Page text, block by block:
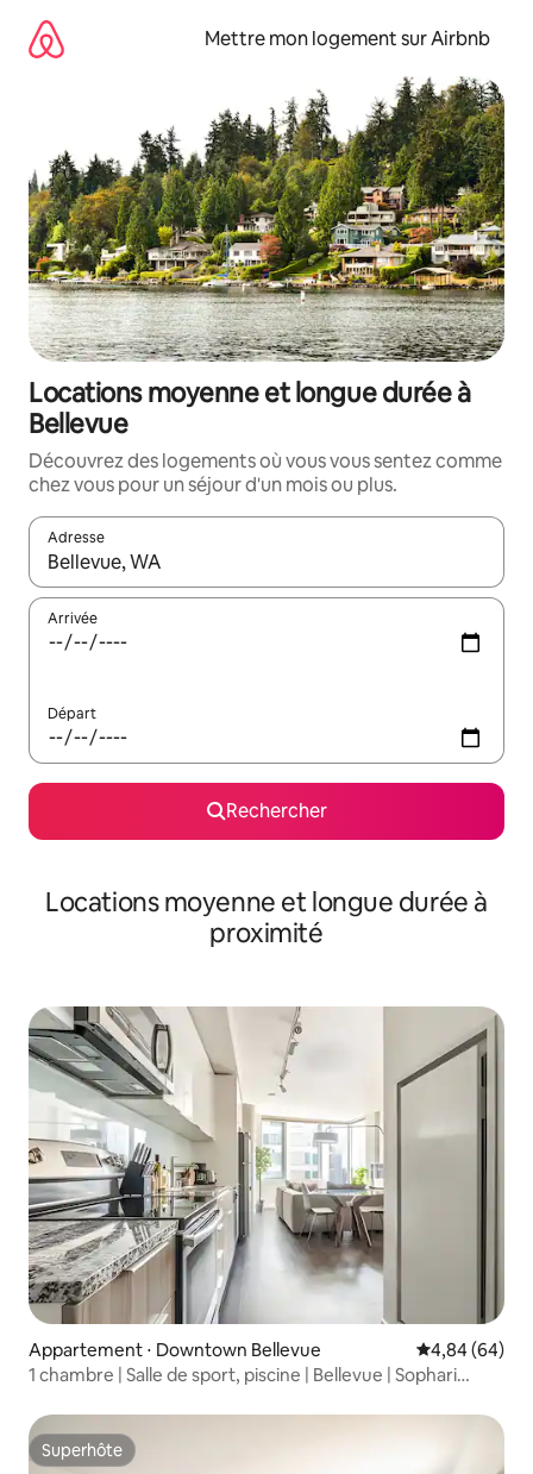
directement
Mettre mon logement sur Airbnb
Locations moyenne et longue durée à
Bellevue
Découvrez des logements où vous vous sentez comme
chez vous pour un séjour d'un mois ou plus.
Adresse
Lorsque les résultats s'affichent, utilisez les flèches vers le
Arrivée
Départ
Rechercher
Locations moyenne et longue durée à
proximité
Appartement ⋅ Downtown Bellevue Évaluation
4,84 (64)
1 chambre | Salle de sport, piscine | Bellevue | Sophari
Superhôte
Superhôte